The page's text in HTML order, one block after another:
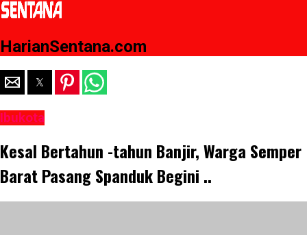
HarianSentana.com
Ibukota
Kesal Bertahun -tahun Banjir, Warga Semper
Barat Pasang Spanduk Begini ..